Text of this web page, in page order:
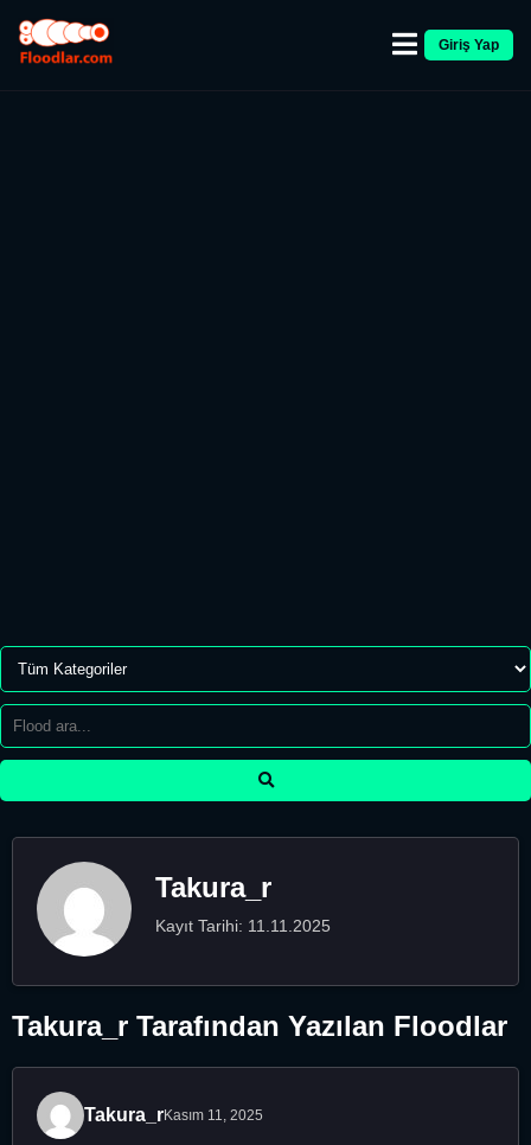
Giriş Yap
Takura_r
Kayıt Tarihi: 11.11.2025
Takura_r Tarafından Yazılan Floodlar
Takura_rKasım 11, 2025